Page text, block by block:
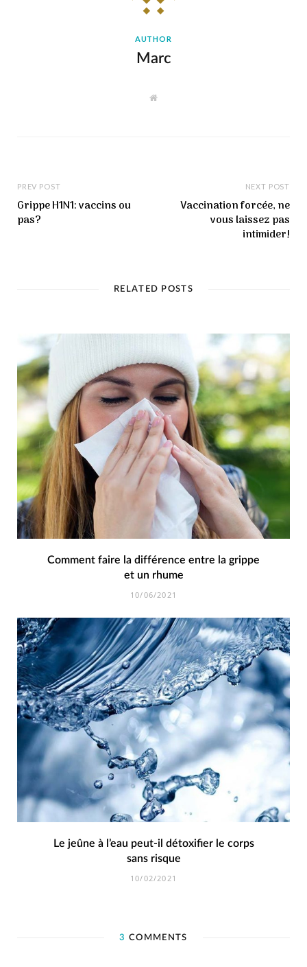
AUTHOR
Marc
W
PREV POST
Grippe H1N1: vaccins ou
pas?
NEXT POST
Vaccination forcée, ne
vous laissez pas
intimider!
RELATED POSTS
Comment faire la différence entre la grippe
et un rhume
10/06/2021
Le jeûne à l’eau peut-il détoxifier le corps
sans risque
10/02/2021
3 COMMENTS